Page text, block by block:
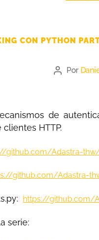
CON PYTHON
Por
de
HTTP.
github.com/Adastra-
github.com/Adastra-
https://github.com/
serie: